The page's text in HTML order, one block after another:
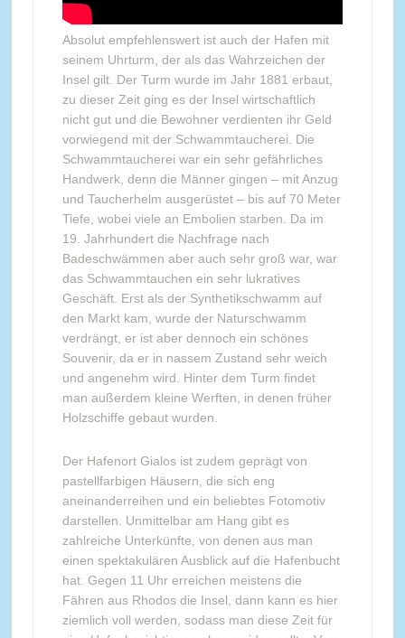
Absolut empfehlenswert ist auch der Hafen mit
seinem Uhrturm, der als das Wahrzeichen der
Insel gilt. Der Turm wurde im Jahr 1881 erbaut,
zu dieser Zeit ging es der Insel wirtschaftlich
nicht gut und die Bewohner verdienten ihr Geld
vorwiegend mit der Schwammtaucherei. Die
Schwammtaucherei war ein sehr gefährliches
Handwerk, denn die Männer gingen – mit Anzug
und Taucherhelm ausgerüstet – bis auf 70 Meter
Tiefe, wobei viele an Embolien starben. Da im
19. Jahrhundert die Nachfrage nach
Badeschwämmen aber auch sehr groß war, war
das Schwammtauchen ein sehr lukratives
Geschäft. Erst als der Synthetikschwamm auf
den Markt kam, wurde der Naturschwamm
verdrängt, er ist aber dennoch ein schönes
Souvenir, da er in nassem Zustand sehr weich
und angenehm wird. Hinter dem Turm findet
man außerdem kleine Werften, in denen früher
Holzschiffe gebaut wurden.
Der Hafenort Gialos ist zudem geprägt von
pastellfarbigen Häusern, die sich eng
aneinanderreihen und ein beliebtes Fotomotiv
darstellen. Unmittelbar am Hang gibt es
zahlreiche Unterkünfte, von denen aus man
einen spektakulären Ausblick auf die Hafenbucht
hat. Gegen 11 Uhr erreichen meistens die
Fähren aus Rhodos die Insel, dann kann es hier
ziemlich voll werden, sodass man diese Zeit für